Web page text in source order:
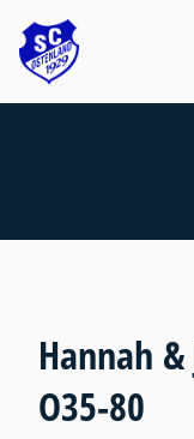
Hannah
O35-80